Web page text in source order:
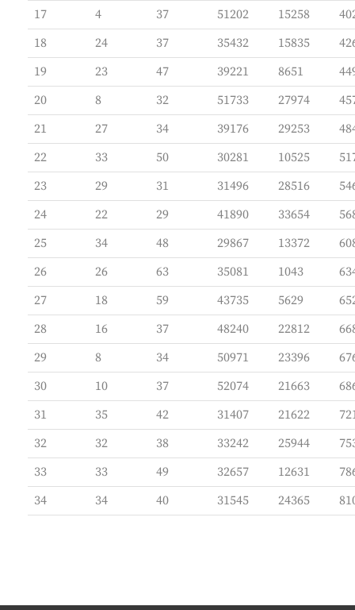
17
4 37 51202 15258
18
24 37 35432 15835
19
23 47 39221 8651
20
8 32 51733 27974
21
27 34 39176 29253
22
33 50 30281 10525
23
29 31 31496 28516
24
22 29 41890 33654
25
34 48 29867 13372
26
26 63 35081 1043
27
18 59 43735 5629
28
16 37 48240 22812
29
8 34 50971 23396
30
10 37 52074 21663
31
35 42 31407 21622
32
32 38 33242 25944
33
33 49 32657 12631
34
34 40 31545 24365